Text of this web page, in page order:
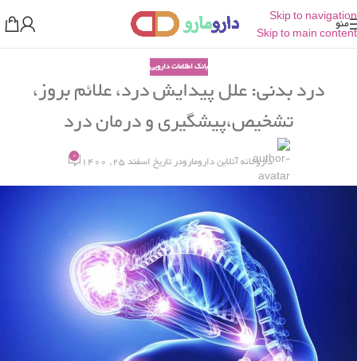
Skip to navigation
Skip to main content
منو
بانک اطلاعات دارویی
درد بدنی: علل پیدایش درد، علائم بروز،
تشخیص،پیشگیری و درمان درد
داروخانه آنلاین دارومارودر تاریخ اسفند 25, 1400 0